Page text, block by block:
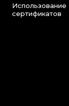
Использование
сертификатов